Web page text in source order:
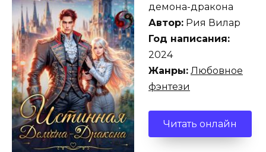
демона-дракона
Автор: Рия Вилар
Год написания:
2024
Жанры: Любовное
фэнтези
Читать онлайн